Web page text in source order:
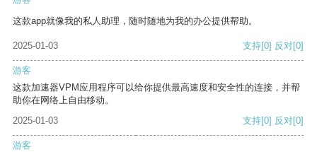
这款app就像我的私人助理，随时随地为我的办公提供帮助。
2025-01-03 支持[0] 反对[0]
游客
这款加速器VPM应用程序可以给你提供最高速度和安全性的连接，并帮
助你在网络上自由移动。
2025-01-03
支持[0] 反对[0]
游客